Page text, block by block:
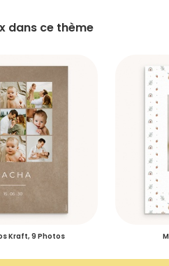
dans ce thème
Kraft, 9 Photos